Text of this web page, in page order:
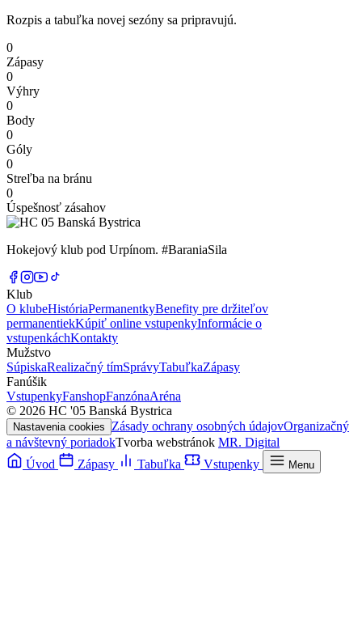
Rozpis a tabuľka novej sezóny sa pripravujú.
0
Zápasy
0
Výhry
0
Body
0
Góly
0
Streľba na bránu
0
Úspešnosť zásahov
Hokejový klub pod Urpínom. #BaraniaSila
Klub
O klubeHistóriaPermanentkyBenefity pre držiteľov
permanentiekKúpiť online vstupenkyInformácie o
vstupenkáchKontakty
Mužstvo
SúpiskaRealizačný tímSprávyTabuľkaZápasy
Fanúšik
VstupenkyFanshopFanzónaAréna
© 2026 HC '05 Banská Bystrica
Nastavenia cookies Zásady ochrany osobných údajovOrganizačný
a návštevný poriadokTvorba webstránok MR. Digital
Úvod
Zápasy Tabuľka Vstupenky Menu